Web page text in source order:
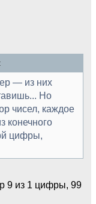
— из них
Но
чисел, каждое
конечного
цифры,
9 из 1 цифры, 99